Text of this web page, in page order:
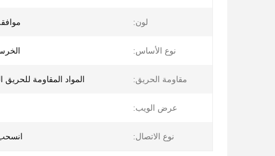
لون:
نوع الأساس:
مقاومة الحريق: المواد المقاومة للحريق
عرض الويب:
نوع الاتصال: